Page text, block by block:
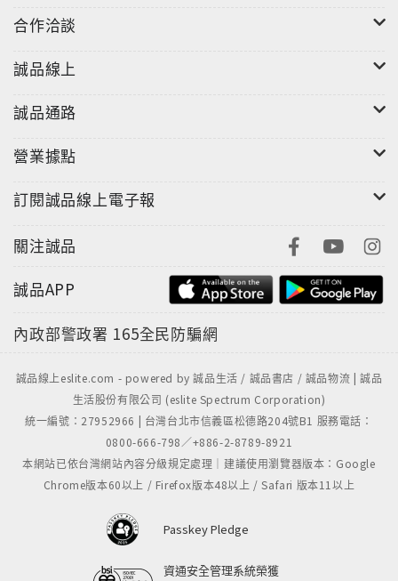
合作洽談
誠品線上
誠品通路
營業據點
訂閱誠品線上電子報
關注誠品
誠品APP
內政部警政署 165全民防騙網
誠品線上eslite.com - powered by 誠品生活 / 誠品書店 / 誠品物流 | 誠品
生活股份有限公司 (eslite Spectrum Corporation)
統一編號：27952966 | 台灣台北市信義區松德路204號B1 服務電話：
0800-666-798／+886-2-8789-8921
本網站已依台灣網站內容分級規定處理｜建議使用瀏覽器版本：Google
Chrome版本60以上 / Firefox版本48以上 / Safari 版本11以上
Passkey Pledge
資通安全管理系統榮獲